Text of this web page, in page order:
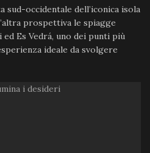
sud-occidentale dell’iconica isola
prospettiva le spiagge
Es Vedrá, uno dei punti più
ideale da svolgere